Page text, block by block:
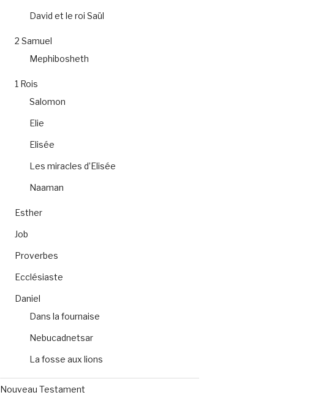
David et le roi Saül
2 Samuel
Mephibosheth
1 Rois
Salomon
Elie
Elisée
Les miracles d’Elisée
Naaman
Esther
Job
Proverbes
Ecclésiaste
Daniel
Dans la fournaise
Nebucadnetsar
La fosse aux lions
Nouveau Testament